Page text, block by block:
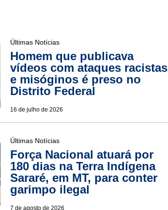
Últimas Notícias
Homem que publicava
vídeos com ataques racistas
e misóginos é preso no
Distrito Federal
16 de julho de 2026
Últimas Notícias
Força Nacional atuará por
180 dias na Terra Indígena
Sararé, em MT, para conter
garimpo ilegal
7 de agosto de 2026